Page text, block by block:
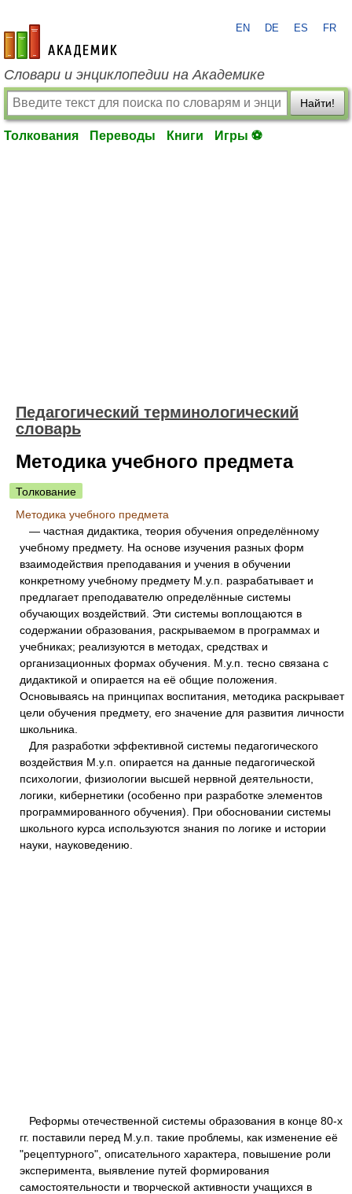
academic.ru
EN DE ES FR
Словари и энциклопедии на Академике
Найти!
Толкования Переводы Книги Игры ⚽
Педагогический терминологический
словарь
Методика учебного предмета
Толкование
Методика учебного предмета
— частная дидактика, теория обучения определённому
учебному предмету. На основе изучения разных форм
взаимодействия преподавания и учения в обучении
конкретному учебному предмету М.у.п. разрабатывает и
предлагает преподавателю определённые системы
обучающих воздействий. Эти системы воплощаются в
содержании образования, раскрываемом в программах и
учебниках; реализуются в методах, средствах и
организационных формах обучения. М.у.п. тесно связана с
дидактикой и опирается на её общие положения.
Основываясь на принципах воспитания, методика раскрывает
цели обучения предмету, его значение для развития личности
школьника.
Для разработки эффективной системы педагогического
воздействия М.у.п. опирается на данные педагогической
психологии, физиологии высшей нервной деятельности,
логики, кибернетики (особенно при разработке элементов
программированного обучения). При обосновании системы
школьного курса используются знания по логике и истории
науки, науковедению.
Реформы отечественной системы образования в конце 80-х
гг. поставили перед М.у.п. такие проблемы, как изменение её
"рецептурного", описательного характера, повышение роли
эксперимента, выявление путей формирования
самостоятельности и творческой активности учащихся в